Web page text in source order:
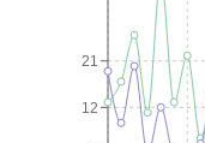
12
21